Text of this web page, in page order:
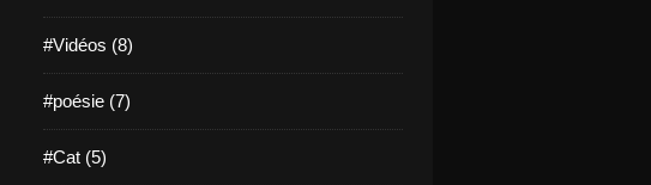
#Vidéos (8)
#poésie (7)
#Cat (5)